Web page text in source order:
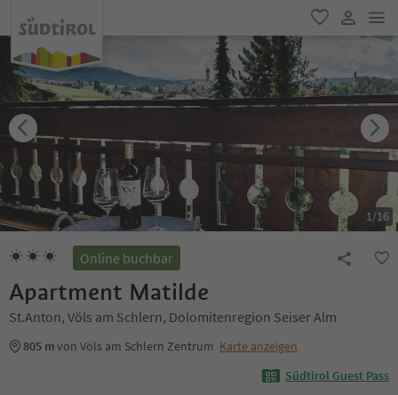
favorit
user link
1/16
Online buchbar
Apartment Matilde
St.Anton, Völs am Schlern, Dolomitenregion Seiser Alm
805 mvon Völs am Schlern Zentrum Karte anzeigen
Südtirol Guest Pass